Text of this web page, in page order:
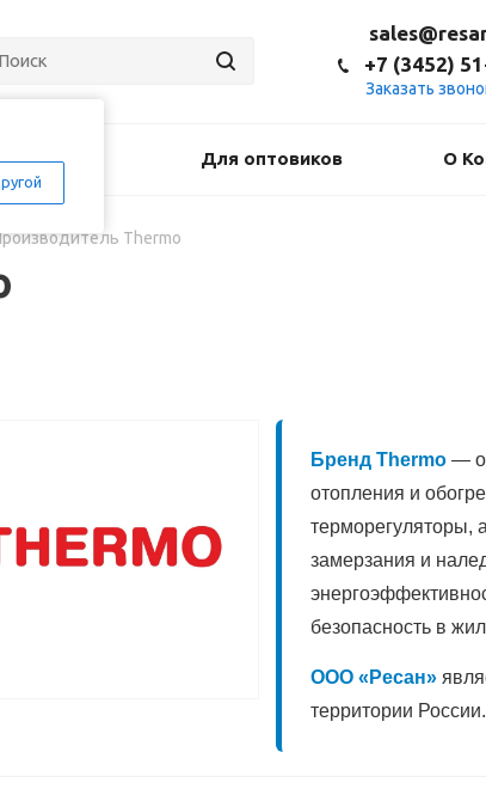
+7 (3452)
Заказать
Доставка Для оптовиков О
Thermo
Бренд Thermo —
отопления и
терморегуляторы,
замерзания и
безопасность в
ООО «Ресан»
территории России.